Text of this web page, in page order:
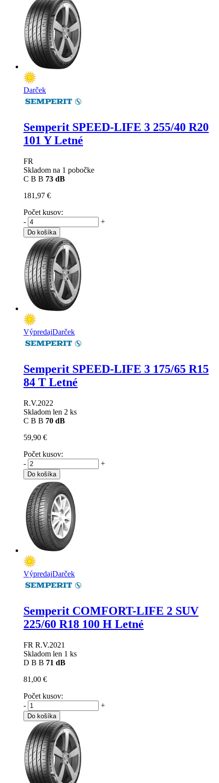
Darček
Semperit SPEED-LIFE 3 255/40 R20
101 Y Letné
FR
Skladom na 1 pobočke
C B B 73 dB
181,97 €
Počet kusov:
-
+
Do košíka
VýpredajDarček
Semperit SPEED-LIFE 3 175/65 R15
84 T Letné
R.V.2022
Skladom len 2 ks
C B B 70 dB
59,90 €
Počet kusov:
-
+
Do košíka
VýpredajDarček
Semperit COMFORT-LIFE 2 SUV
225/60 R18 100 H Letné
FR R.V.2021
Skladom len 1 ks
D B B 71 dB
81,00 €
Počet kusov:
-
+
Do košíka